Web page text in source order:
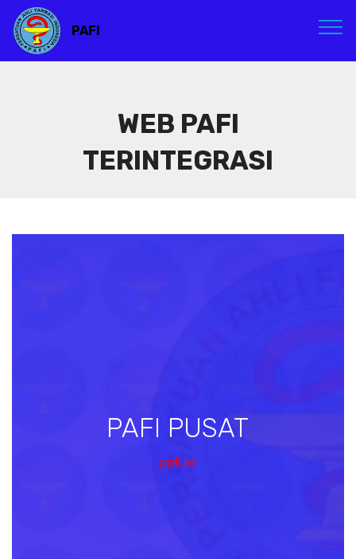
PAFI
WEB PAFI
TERINTEGRASI
PAFI PUSAT
pafi.id